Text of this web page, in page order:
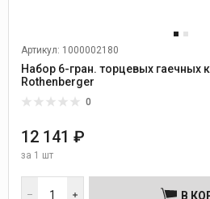
Артикул: 1000002180
Набор 6-гран. торцевых гаечных
Rothenberger
0
12 141 ₽
за 1 шт
В